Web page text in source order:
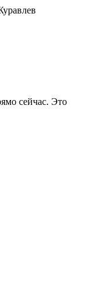
сейчас. Это